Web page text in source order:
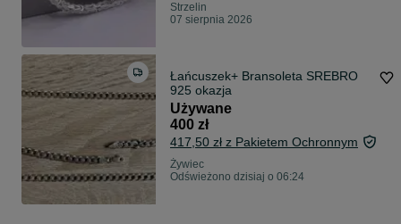
Strzelin
07 sierpnia 2026
Łańcuszek+ Bransoleta SREBRO
925 okazja
Używane
400 zł
417,50 zł z Pakietem Ochronnym
Żywiec
Odświeżono dzisiaj o 06:24